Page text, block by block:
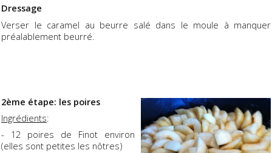
Dressage
Verser le caramel au beurre salé dans le moule à manquer
préalablement beurré.
2ème étape: les poires
Ingrédients:
- 12 poires de Finot environ
(elles sont petites les nôtres)